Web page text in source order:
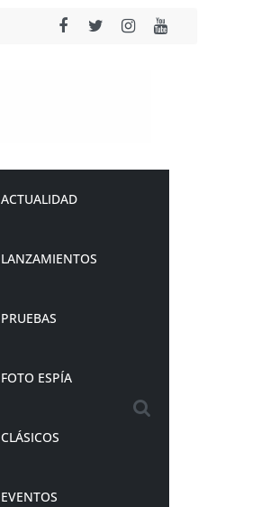
ACTUALIDAD
LANZAMIENTOS
PRUEBAS
FOTO ESPÍA
CLÁSICOS
EVENTOS